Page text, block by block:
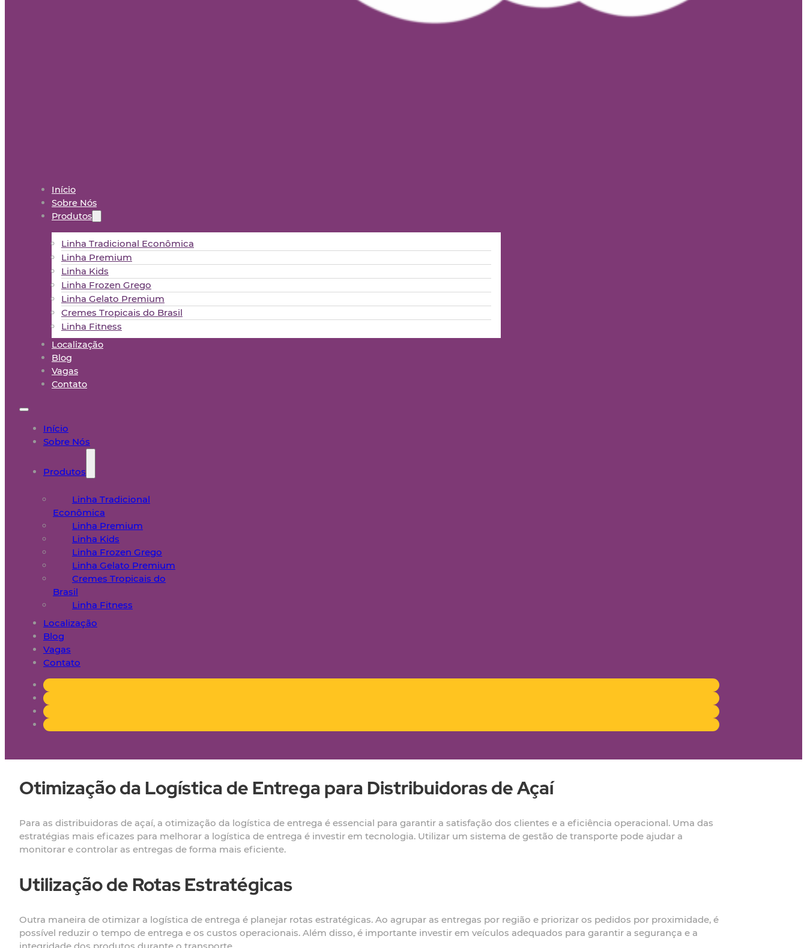
Início
Sobre Nós
Produtos
Linha Tradicional Econômica
Linha Premium
Linha Kids
Linha Frozen Grego
Linha Gelato Premium
Cremes Tropicais do Brasil
Linha Fitness
Localização
Blog
Vagas
Contato
Início
Sobre Nós
Produtos
Linha Tradicional
Econômica
Linha Premium
Linha Kids
Linha Frozen Grego
Linha Gelato Premium
Cremes Tropicais do
Brasil
Linha Fitness
Localização
Blog
Vagas
Contato
Otimização da Logística de Entrega para Distribuidoras de Açaí
Para as distribuidoras de açaí, a otimização da logística de entrega é essencial para garantir a satisfação dos clientes e a eficiência operacional. Uma das
estratégias mais eficazes para melhorar a logística de entrega é investir em tecnologia. Utilizar um sistema de gestão de transporte pode ajudar a
monitorar e controlar as entregas de forma mais eficiente.
Utilização de Rotas Estratégicas
Outra maneira de otimizar a logística de entrega é planejar rotas estratégicas. Ao agrupar as entregas por região e priorizar os pedidos por proximidade, é
possível reduzir o tempo de entrega e os custos operacionais. Além disso, é importante investir em veículos adequados para garantir a segurança e a
integridade dos produtos durante o transporte.